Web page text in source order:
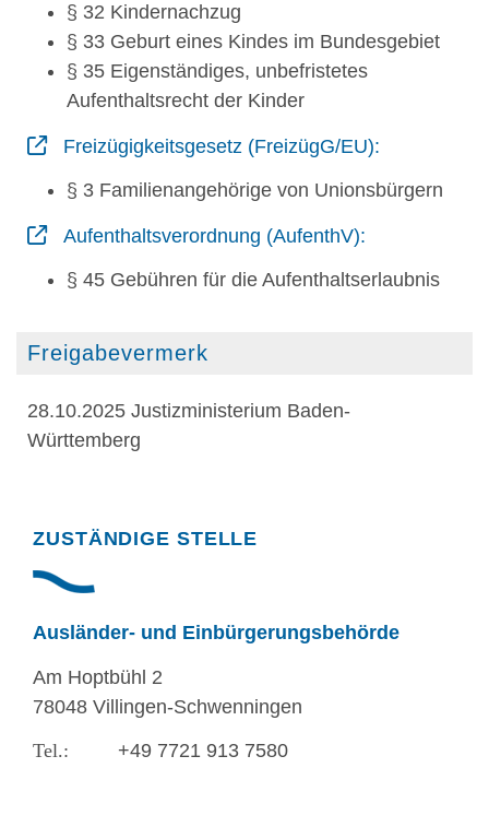
§ 32 Kindernachzug
§ 33 Geburt eines Kindes im Bundesgebiet
§ 35 Eigenständiges, unbefristetes
Aufenthaltsrecht der Kinder
Freizügigkeitsgesetz (FreizügG/EU):
§ 3 Familienangehörige von Unionsbürgern
Aufenthaltsverordnung (AufenthV):
§ 45 Gebühren für die Aufenthaltserlaubnis
Freigabevermerk
28.10.2025 Justizministerium Baden-
Württemberg
Randspalte
ZUSTÄNDIGE STELLE
Ausländer- und Einbürgerungsbehörde
Am Hoptbühl 2
78048 Villingen-Schwenningen
+49 7721 913 7580